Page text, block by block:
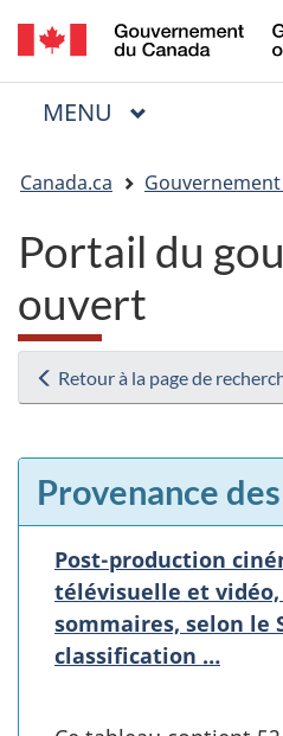
à
à
Menu
MENU PRINCIPAL
êtes
ici
Canada.ca
Portail du
ouvert
Retour à la page de
Provenance
Post-production
télévisuelle et
sommaires, selon le
classification …